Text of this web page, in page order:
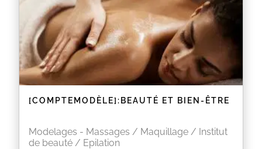
En attendant ce changement, je me déplace à
votre domicileafin de vous chouchouter.
EN SAVOIR PLUS
[COMPTEMODÈLE]:BEAUTÉ ET BIEN-ÊTRE
Modelages - Massages / Maquillage / Institut
de beauté / Epilation